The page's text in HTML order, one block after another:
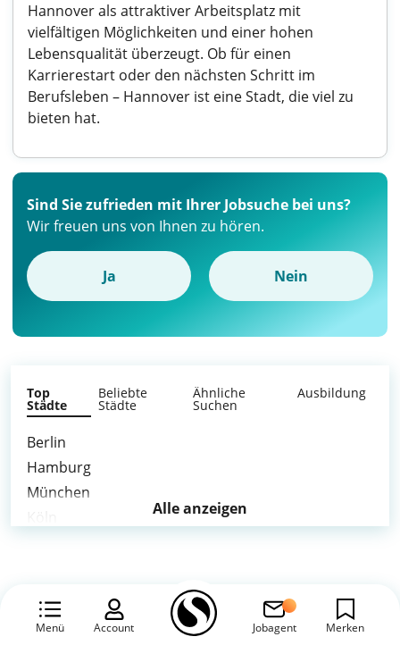
Hannover als attraktiver Arbeitsplatz mit
vielfältigen Möglichkeiten und einer hohen
Lebensqualität überzeugt. Ob für einen
Karrierestart oder den nächsten Schritt im
Berufsleben – Hannover ist eine Stadt, die viel zu
bieten hat.
Menü Account Jobagent Merken
Sind Sie zufrieden mit Ihrer Jobsuche bei uns?
Wir freuen uns von Ihnen zu hören.
Ja Nein
Top
Städte
Beliebte
Städte
Ähnliche
Suchen
Ausbildung
Berlin
Hamburg
München
Leipzig
Alle anzeigen